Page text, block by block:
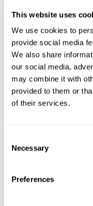
This website uses
We use cookies to
provide social media
We also share
our social media,
may combine it with
provided to them or
of their services.
Selection
Necessary
Preferences
Cidade
CEP/Código postal